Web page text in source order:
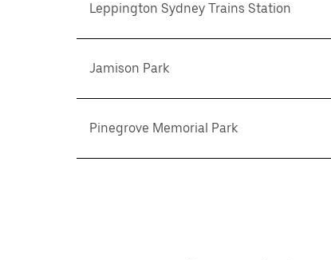
Leppington Sydney Trains Station
Jamison Park
Pinegrove Memorial Park